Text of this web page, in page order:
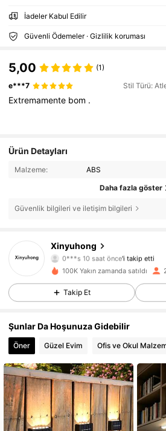
İadeler Kabul Edilir
Güvenli Ödemeler · Gizlilik koruması
5,00 (1)
e***7 Stil Türü:
Extremamente bom .
Ürün Detayları
Malzeme: ABS
Daha fazla göster
Güvenlik bilgileri ve iletişim bilgileri
Xinyuhong
4,83
6.2K Takipçiler
0***s 10 saat önce'i takip etti
4,83 6.2K Takipçiler
4,83 6.2K Takipçiler
100K Yakın zamanda satıldı
Takip Et
Şunlar Da Hoşunuza Gidebilir
Öner Güzel Evim Ofis ve Okul